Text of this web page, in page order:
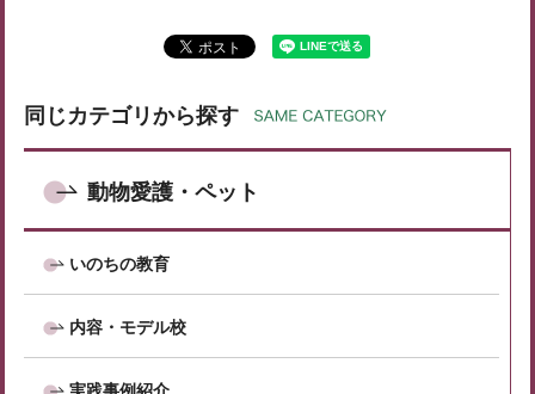
同じカテゴリから探す
動物愛護・ペット
いのちの教育
内容・モデル校